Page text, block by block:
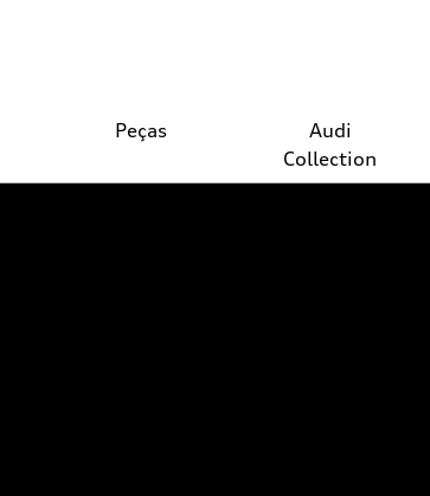
Peças
Audi
Collection